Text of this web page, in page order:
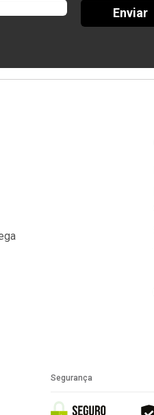
Enviar
Segurança